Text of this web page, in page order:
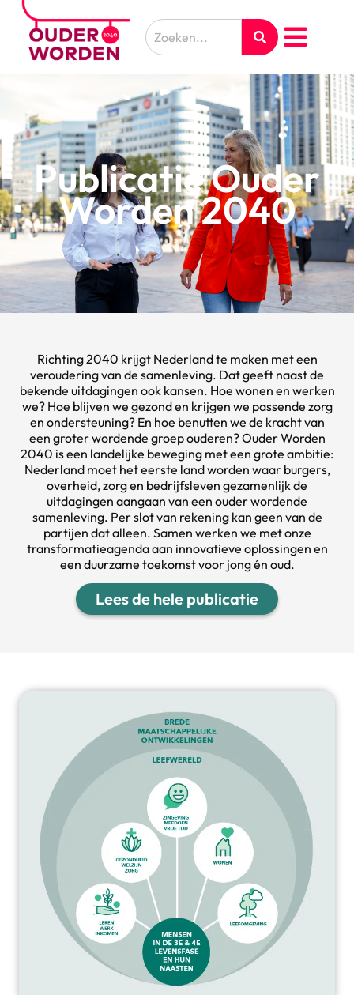
Publicatie Ouder
Worden 2040
Richting 2040 krijgt Nederland te maken met een
veroudering van de samenleving. Dat geeft naast de
bekende uitdagingen ook kansen. Hoe wonen en werken
we? Hoe blijven we gezond en krijgen we passende zorg
en ondersteuning? En hoe benutten we de kracht van
een groter wordende groep ouderen? Ouder Worden
2040 is een landelijke beweging met een grote ambitie:
Nederland moet het eerste land worden waar burgers,
overheid, zorg en bedrijfsleven gezamenlijk de
uitdagingen aangaan van een ouder wordende
samenleving. Per slot van rekening kan geen van de
partijen dat alleen. Samen werken we met onze
transformatieagenda aan innovatieve oplossingen en
een duurzame toekomst voor jong én oud.
Lees de hele publicatie